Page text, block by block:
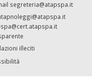
segreteria@atapspa.it
illeciti